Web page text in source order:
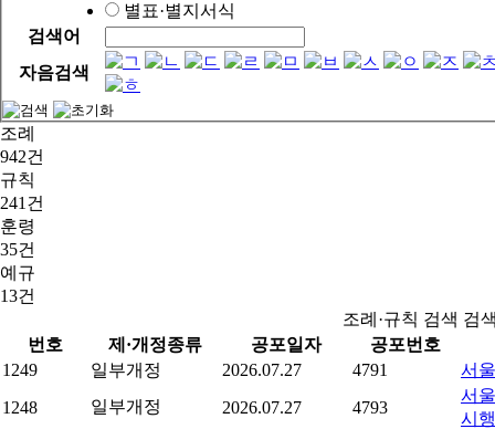
별표·별지서식
검색어
자음검색
조례
942건
규칙
241건
훈령
35건
예규
13건
조례·규칙 검색 검
번호
제·개정종류 공포일자
공포번호
1249
일부개정 2026.07.27 4791
서
1248
일부개정 2026.07.27 4793
서
시